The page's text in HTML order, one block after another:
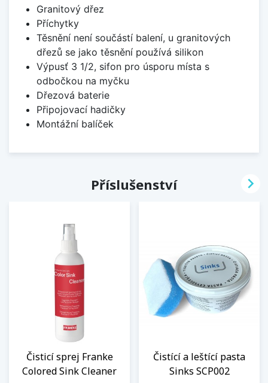
Granitový dřez
Příchytky
Těsnění není součástí balení, u granitových
dřezů se jako těsnění používá silikon
Výpusť 3 1/2, sifon pro úsporu místa s
odbočkou na myčku
Dřezová baterie
Připojovací hadičky
Montážní balíček
Příslušenství
Čisticí sprej Franke
Colored Sink Cleaner
Čistící a leštící pasta
Sinks SCP002
